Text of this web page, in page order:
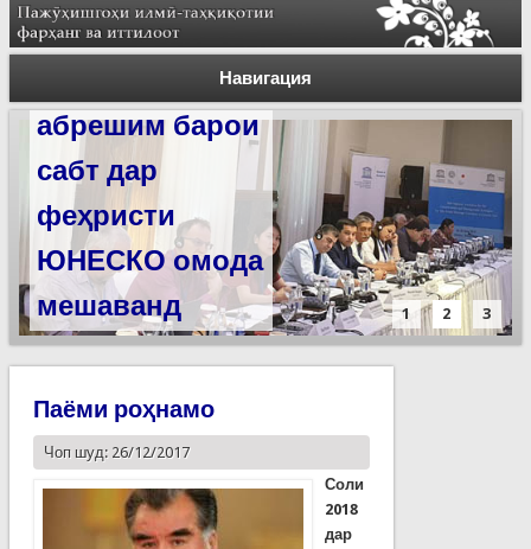
Навигация
Силсилаи
ёдгориҳои роҳи
абрешим барои
сабт дар
феҳристи
ЮНЕСКО омода
мешаванд
1 2 3
Паёми роҳнамо
Чоп шуд: 26/12/2017
Соли
2018
дар